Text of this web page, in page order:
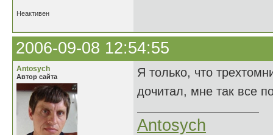
Неактивен
2006-09-08 12:54:55
Antosych
Автор сайта
Я только, что
дочитал, мне так все
Antosych